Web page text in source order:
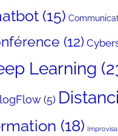
(15)
(12)
Learning
(5)
(18)